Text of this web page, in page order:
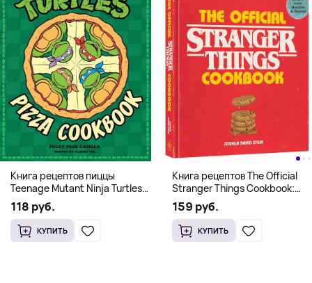
Книга рецептов пиццы
Teenage Mutant Ninja Turtles
Pizza Cookbook (На
английском)
118 руб.
КУПИТЬ
Книга рецептов The Official
Stranger Things Cookbook:
Recipes from Hawkins and
Beyond (На английском)
159 руб.
КУПИТЬ